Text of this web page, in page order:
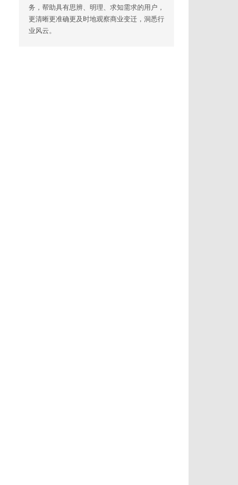
务，帮助具有思辨、明理、求知需求的用户，
更清晰更准确更及时地观察商业变迁，洞悉行
业风云。